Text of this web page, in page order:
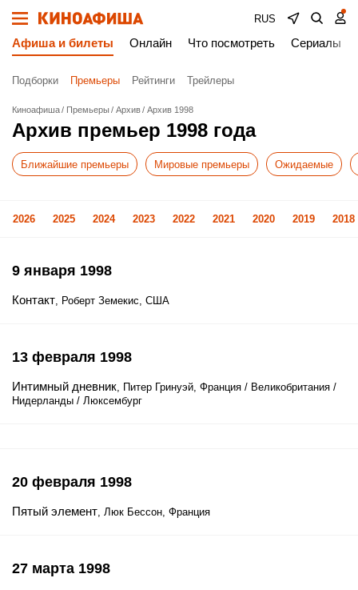
RUS
Афиша и билеты Онлайн Что посмотреть Сериалы
Подборки Премьеры Рейтинги Трейлеры
Киноафиша Премьеры Архив Архив 1998
Архив премьер 1998 года
Ближайшие премьеры Мировые премьеры Ожидаемые
2026 2025 2024 2023 2022 2021 2020 2019 2018
9 января 1998
Контакт, Роберт Земекис, США
13 февраля 1998
Интимный дневник, Питер Гринуэй, Франция / Великобритания /
Нидерланды / Люксембург
20 февраля 1998
Пятый элемент, Люк Бессон, Франция
27 марта 1998